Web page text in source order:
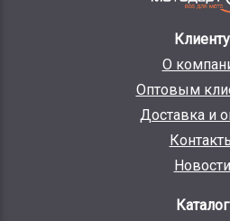
Клиенту
О
Оптовым
Доставка и
Новости
Каталог